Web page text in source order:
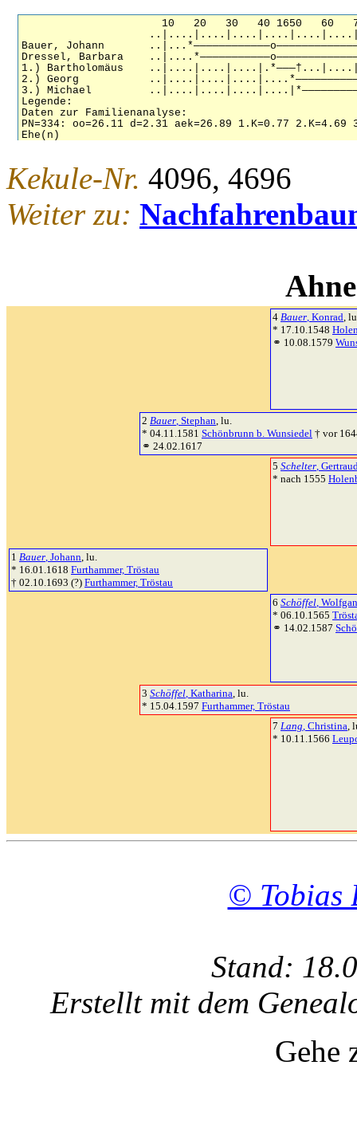
Kekule-Nr. 4096, 4696
Weiter zu:
4 Bauer, Konrad,
* 17.10.1548
⚭ 10.08.1579
2 Bauer, Stephan, lu.
* 04.11.1581 Schönbrunn b. Wunsiedel † vor
⚭ 24.02.1617
5 Schelter,
* nach 1555
1 Bauer, Johann, lu.
* 16.01.1618 Furthammer, Tröstau
† 02.10.1693 (?) Furthammer, Tröstau
6 Schöffel,
* 06.10.1565
⚭ 14.02.1587
3 Schöffel, Katharina, lu.
* 15.04.1597 Furthammer, Tröstau
7 Lang, Christina,
* 10.11.1566
© Tobias
Stand:
Erstellt mit dem
Gehe